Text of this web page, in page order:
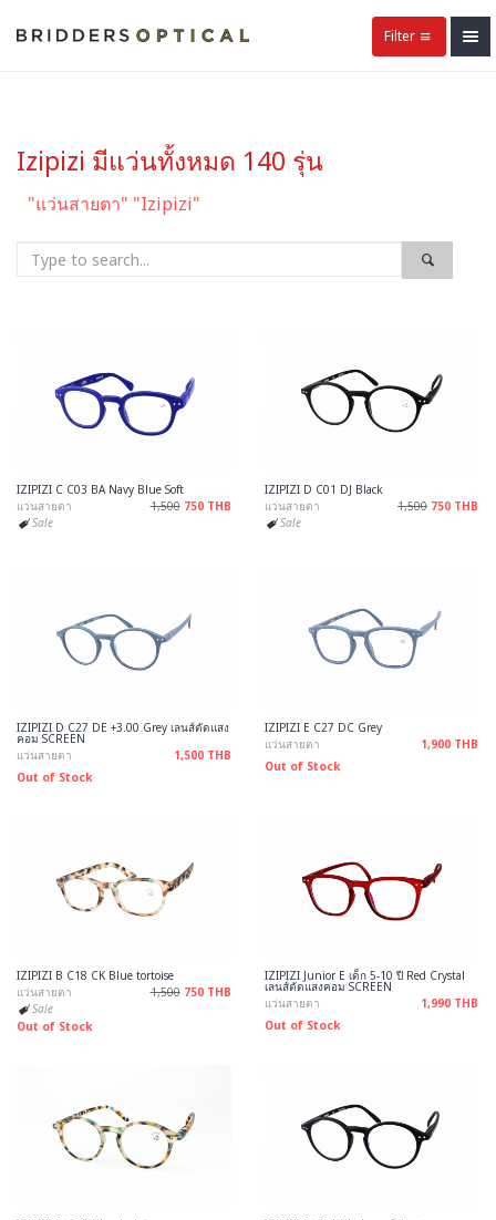
Filter
Izipizi มีแว่นทั้งหมด 140 รุ่น
"แว่นสายตา" "Izipizi"
IZIPIZI C C03 BA Navy Blue Soft
แว่นสายตา
1,500 750 THB
Sale
IZIPIZI D C01 DJ Black
แว่นสายตา
1,500 750 THB
Sale
IZIPIZI D C27 DE +3.00 Grey เลนส์ตัดแสง
คอม SCREEN
แว่นสายตา
1,500 THB
Out of Stock
IZIPIZI E C27 DC Grey
แว่นสายตา
1,900 THB
Out of Stock
IZIPIZI B C18 CK Blue tortoise
แว่นสายตา
1,500 750 THB
Sale
Out of Stock
IZIPIZI Junior E เด็ก 5-10 ปี Red Crystal
เลนส์ตัดแสงคอม SCREEN
แว่นสายตา
1,990 THB
Out of Stock